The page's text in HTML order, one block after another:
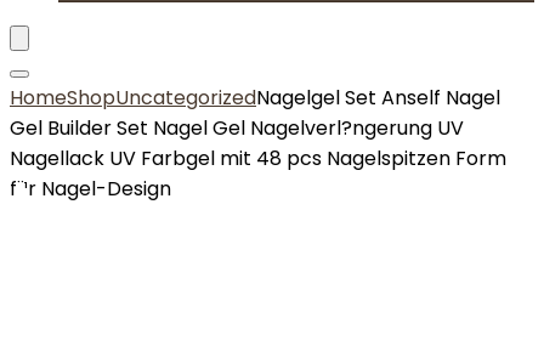
HomeShopUncategorizedNagelgel Set Anself Nagel
Gel Builder Set Nagel Gel Nagelverl?ngerung UV
Nagellack UV Farbgel mit 48 pcs Nagelspitzen Form
f¨¹r Nagel-Design